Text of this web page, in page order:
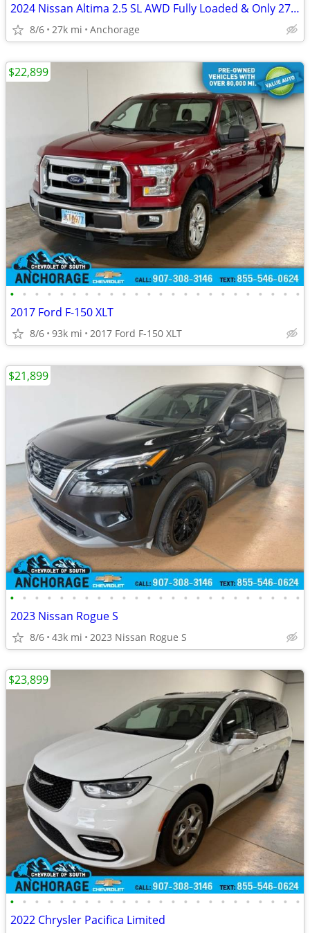
2024 Nissan Altima 2.5 SL AWD Fully Loaded & Only 27k Miles
8/6 27k mi Anchorage
• • • • • • • • • • • • • • • • • • • • • • • •
2017 Ford F-150 XLT
8/6 93k mi 2017 Ford F-150 XLT
$22,899
• • • • • • • • • • • • • • • • • • • • • • • •
2023 Nissan Rogue S
8/6 43k mi 2023 Nissan Rogue S
$21,899
• • • • • • • • • • • • • • • • • • • • • • • •
2022 Chrysler Pacifica Limited
$23,899